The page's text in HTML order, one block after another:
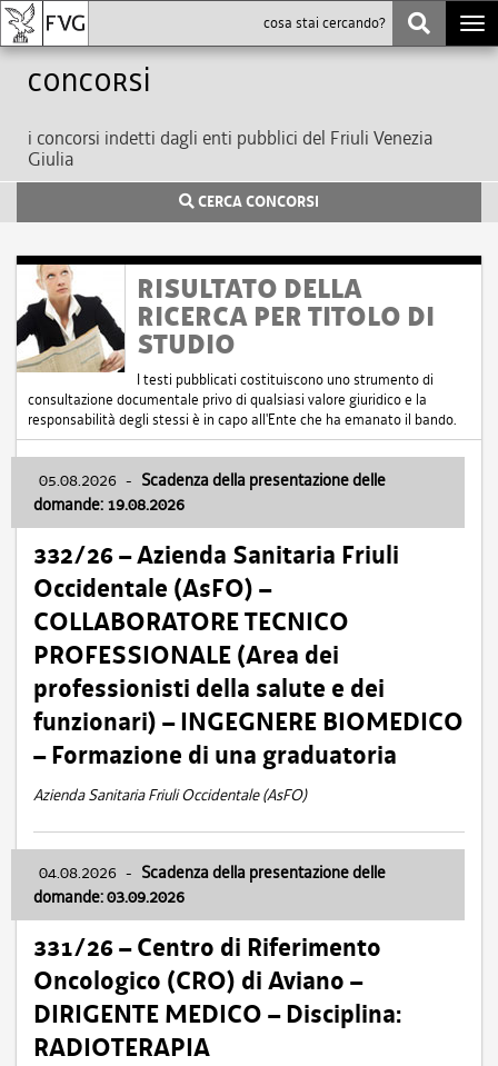
Concorsi
i concorsi indetti dagli enti pubblici del Friuli Venezia
Giulia
CERCA CONCORSI
RISULTATO DELLA
RICERCA PER TITOLO DI
STUDIO
I testi pubblicati costituiscono uno strumento di
consultazione documentale privo di qualsiasi valore giuridico e la
responsabilità degli stessi è in capo all'Ente che ha emanato il bando.
05.08.2026 - Scadenza della presentazione delle
domande: 19.08.2026
332/26 – Azienda Sanitaria Friuli
Occidentale (AsFO) –
COLLABORATORE TECNICO
PROFESSIONALE (Area dei
professionisti della salute e dei
funzionari) – INGEGNERE BIOMEDICO
– Formazione di una graduatoria
Azienda Sanitaria Friuli Occidentale (AsFO)
04.08.2026 - Scadenza della presentazione delle
domande: 03.09.2026
331/26 – Centro di Riferimento
Oncologico (CRO) di Aviano –
DIRIGENTE MEDICO – Disciplina:
RADIOTERAPIA